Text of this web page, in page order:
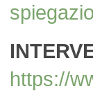
https://